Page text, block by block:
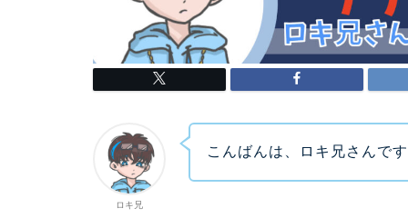
ロキ兄
こんばんは、ロキ兄さんで